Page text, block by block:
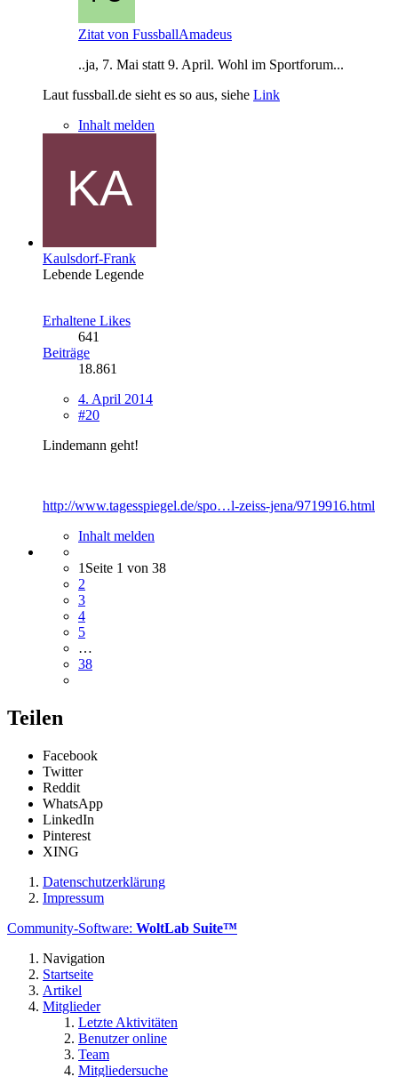
Zitat von FussballAmadeus
..ja, 7. Mai statt 9. April. Wohl im Sportforum...
Laut fussball.de sieht es so aus, siehe Link
Inhalt melden
Kaulsdorf-Frank
Lebende Legende
Erhaltene Likes
641
Beiträge
18.861
4. April 2014
#20
Lindemann geht!
http://www.tagesspiegel.de/spo…l-zeiss-jena/9719916.html
Inhalt melden
1 Seite 1 von 38
2
3
4
5
…
38
Teilen
Facebook
Twitter
Reddit
WhatsApp
LinkedIn
Pinterest
XING
Datenschutzerklärung
Impressum
Community-Software: WoltLab Suite™
Navigation
Startseite
Artikel
Mitglieder
Letzte Aktivitäten
Benutzer online
Team
Mitgliedersuche